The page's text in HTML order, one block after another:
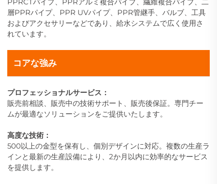
層PPRパイプ、PPR UVパイプ、PPR管継手、バルブ、工具
およびアクセサリーなどであり、給水システムで広く使用さ
れています。
コアな強み
プロフェッショナルサービス：
販売前相談、販売中の技術サポート、販売後保証。専門チー
ムが最適なソリューションをご提供いたします。
高度な技術：
500以上の金型を保有し、個別デザインに対応。複数の生産ラ
インと最新の生産設備により、2か月以内に効率的なサービス
を提供します。